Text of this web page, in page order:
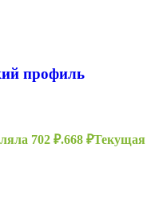
профиль
702 ₽.668 ₽Текущая